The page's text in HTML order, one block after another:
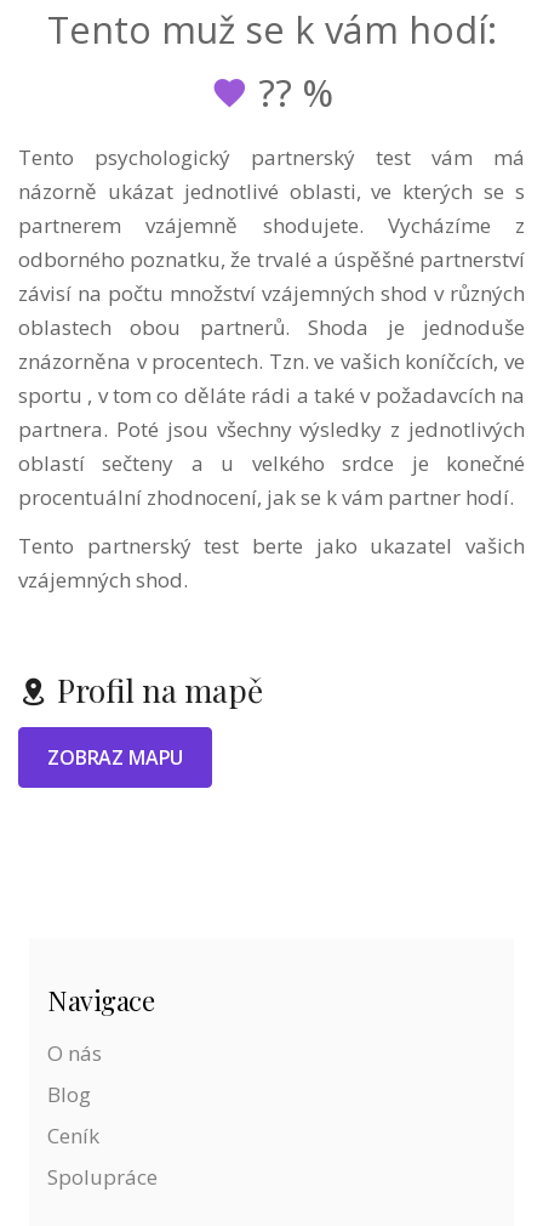
Tento muž se k vám hodí:
?? %
Tento psychologický partnerský test vám má
názorně ukázat jednotlivé oblasti, ve kterých se s
partnerem vzájemně shodujete. Vycházíme z
odborného poznatku, že trvalé a úspěšné partnerství
závisí na počtu množství vzájemných shod v různých
oblastech obou partnerů. Shoda je jednoduše
znázorněna v procentech. Tzn. ve vašich koníčcích, ve
sportu , v tom co děláte rádi a také v požadavcích na
partnera. Poté jsou všechny výsledky z jednotlivých
oblastí sečteny a u velkého srdce je konečné
procentuální zhodnocení, jak se k vám partner hodí.
Tento partnerský test berte jako ukazatel vašich
vzájemných shod.
Profil na mapě
ZOBRAZ MAPU
Navigace
O nás
Blog
Ceník
Spolupráce